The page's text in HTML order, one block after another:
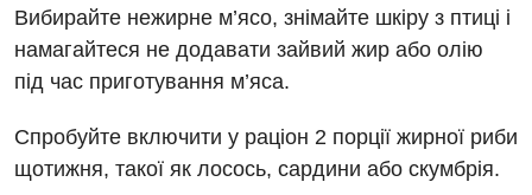
Кардіологія
Мамологія
Медична психологія
Неврологія
Вибирайте нежирне м’ясо, знімайте шкіру з птиці і
намагайтеся не додавати зайвий жир або олію
під час приготування м’яса.
Спробуйте включити у раціон 2 порції жирної риби
щотижня, такої як лосось, сардини або скумбрія.